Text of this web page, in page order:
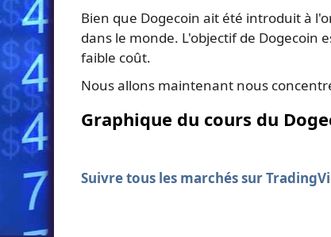
Bien que Dogecoin ait été introduit à
dans le monde. L'objectif de Dogecoin
faible coût.
Nous allons maintenant nous
Graphique du cours du
Suivre tous les marchés sur